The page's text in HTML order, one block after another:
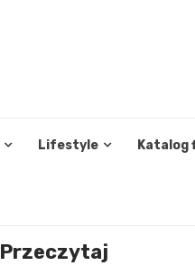
Lifestyle Katalog
Przeczytaj